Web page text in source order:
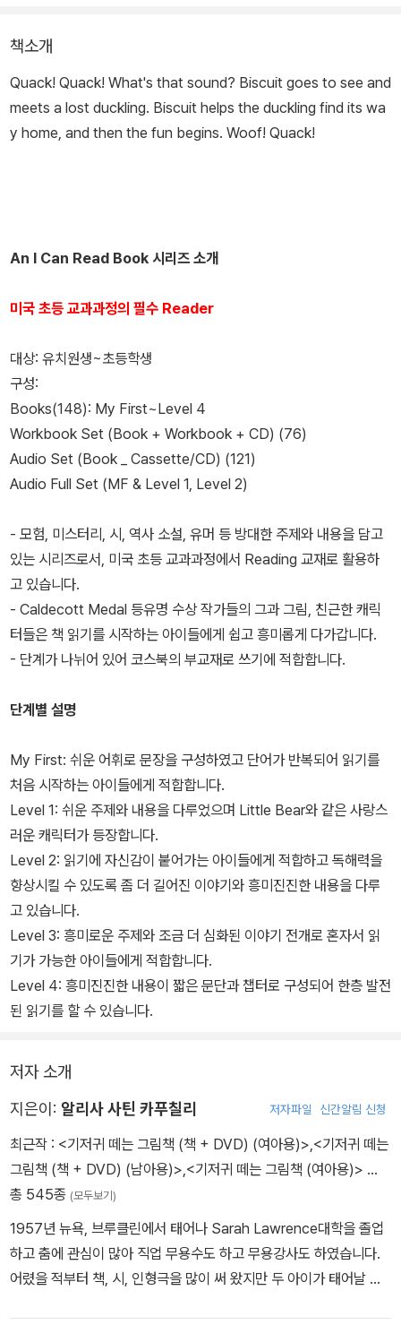
책소개
Quack! Quack! What's that sound? Biscuit goes to see and
meets a lost duckling. Biscuit helps the duckling find its wa
y home, and then the fun begins. Woof! Quack!
An I Can Read Book 시리즈 소개
미국 초등 교과과정의 필수 Reader
대상: 유치원생~초등학생
구성:
Books(148): My First~Level 4
Workbook Set (Book + Workbook + CD) (76)
Audio Set (Book _ Cassette/CD) (121)
Audio Full Set (MF & Level 1, Level 2)
- 모험, 미스터리, 시, 역사 소설, 유머 등 방대한 주제와 내용을 담고
있는 시리즈로서, 미국 초등 교과과정에서 Reading 교재로 활용하
고 있습니다.
- Caldecott Medal 등유명 수상 작가들의 그과 그림, 친근한 캐릭
터들은 책 읽기를 시작하는 아이들에게 쉽고 흥미롭게 다가갑니다.
- 단계가 나뉘어 있어 코스북의 부교재로 쓰기에 적합합니다.
단계별 설명
My First: 쉬운 어휘로 문장을 구성하였고 단어가 반복되어 읽기를
처음 시작하는 아이들에게 적합합니다.
Level 1: 쉬운 주제와 내용을 다루었으며 Little Bear와 같은 사랑스
러운 캐릭터가 등장합니다.
Level 2: 읽기에 자신감이 붙어가는 아이들에게 적합하고 독해력을
향상시킬 수 있도록 좀 더 길어진 이야기와 흥미진진한 내용을 다루
고 있습니다.
Level 3: 흥미로운 주제와 조금 더 심화된 이야기 전개로 혼자서 읽
기가 가능한 아이들에게 적합합니다.
Level 4: 흥미진진한 내용이 짧은 문단과 챕터로 구성되어 한층 발전
된 읽기를 할 수 있습니다.
저자 소개
지은이: 알리사 사틴 카푸칠리 저자파일 신간알림 신청
최근작 : <기저귀 떼는 그림책 (책 + DVD) (여아용)>,<기저귀 떼는
그림책 (책 + DVD) (남아용)>,<기저귀 떼는 그림책 (여아용)> …
총 545종 (모두보기)
1957년 뉴욕, 브루클린에서 태어나 Sarah Lawrence대학을 졸업
하고 춤에 관심이 많아 직업 무용수도 하고 무용강사도 하였습니다.
어렸을 적부터 책, 시, 인형극을 많이 써 왔지만 두 아이가 태어날 때